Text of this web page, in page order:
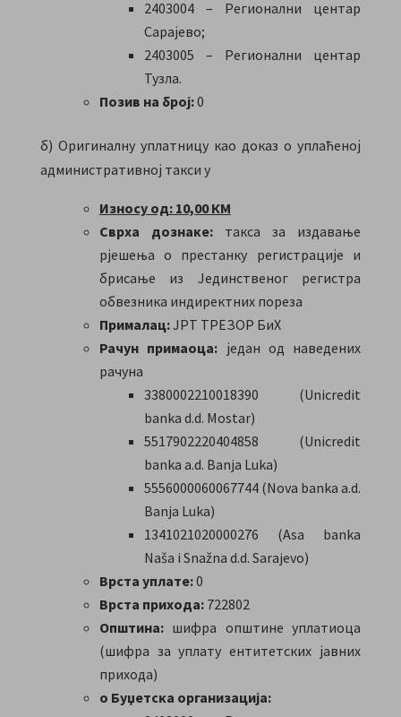
2403004 – Регионални центар
Сарајево;
2403005 – Регионални центар
Тузла.
Позив на број:0
б) Оригиналну уплатницу као доказ о уплаћеној
административној такси у
Износу од: 10,00 КМ
Сврха дознаке:такса за издавање
рјешења о престанку регистрације и
брисање из Јединственог регистра
обвезника индиректних пореза
Прималац:ЈРТ ТРЕЗОР БиХ
Рачун примаоца: један од наведених
рачуна
3380002210018390 (Unicredit
banka d.d. Mostar)
5517902220404858 (Unicredit
banka a.d. Banja Luka)
5556000060067744 (Nova banka a.d.
Banja Luka)
1341021020000276 (Asa banka
Naša i Snažna d.d. Sarajevo)
Врста уплате:0
Врста прихода:722802
Општина:шифра општине уплатиоца
(шифра за уплату ентитетских јавних
прихода)
o Буџетска организација: